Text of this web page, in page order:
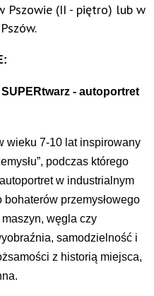
Pszowie (II - piętro) lub w
- autoportret
wieku 7-10 lat inspirowany
podczas którego
w industrialnym
przemysłowego
węgla czy
samodzielność i
z historią miejsca,